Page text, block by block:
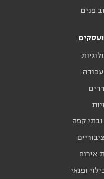
פנים
קפה
אירוח
ופנאי